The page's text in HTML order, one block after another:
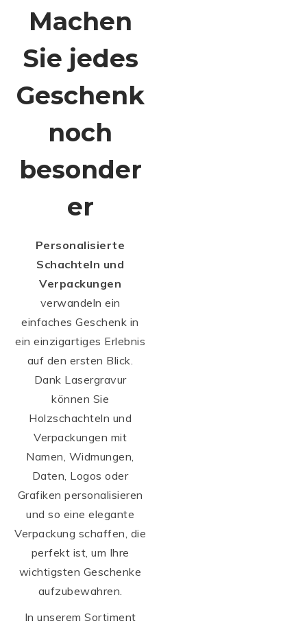
Machen
Sie jedes
Geschenk
noch
besonder
er
Personalisierte
Schachteln und
Verpackungen
verwandeln ein
einfaches Geschenk in
ein einzigartiges Erlebnis
auf den ersten Blick.
Dank Lasergravur
können Sie
Holzschachteln und
Verpackungen mit
Namen, Widmungen,
Daten, Logos oder
Grafiken personalisieren
und so eine elegante
Verpackung schaffen, die
perfekt ist, um Ihre
wichtigsten Geschenke
aufzubewahren.
In unserem Sortiment